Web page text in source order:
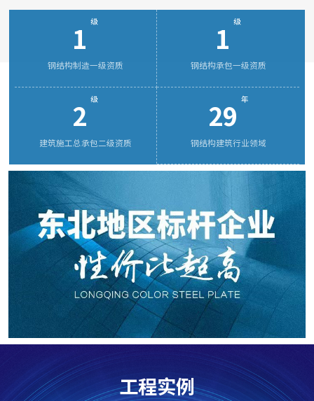
江东南网架股份有限公司合作，共同成立海南运营中
心“龙庆东南”，实现了从钢结构专 业分包到施工总包，
再到 EPC 工程总承包的业务升级。
目前，集团持有国家钢结构制造一级资质、钢结构承
包一级资质、建筑施工总承包二级资质，通过 ISO9001 质
量体系认证，获评国家信用等级 AAA 级企业，并被认定为
海南省装配式示范基地、黑龙江省装配式示范基地、专精
特新企业、高新技术企业、创新型中小企业等。同时，公
司已通过安全、质量、环境、HSE 管理体系认证，拥有多
项知识产权专利。
龙庆钢构集团的服务领域涵盖：工业厂房、畜牧、乳
品行业、仓储冷链物流、石油化工、医药食品加工、桥
梁、物流、高铁站房、机场航站楼、超高层建筑、学校、
医院、住宅、场馆、酒店、办公写字楼及城市综合体等各
类项目。
1 级
钢结构制造一级资质
1 级
钢结构承包一级资质
2 级
建筑施工总承包二级资质
29 年
钢结构建筑行业领域
工程实例